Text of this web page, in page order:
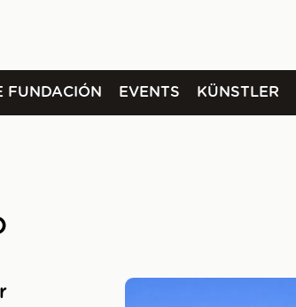
FUNDACIÓN EVENTS KÜNSTLER